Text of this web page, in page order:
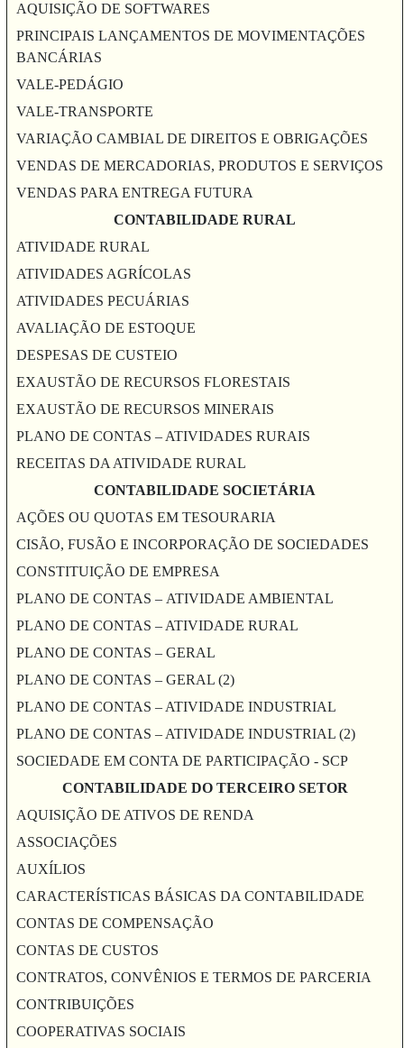
AQUISIÇÃO DE SOFTWARES
PRINCIPAIS LANÇAMENTOS DE MOVIMENTAÇÕES
BANCÁRIAS
VALE-PEDÁGIO
VALE-TRANSPORTE
VARIAÇÃO CAMBIAL DE DIREITOS E OBRIGAÇÕES
VENDAS DE MERCADORIAS, PRODUTOS E SERVIÇOS
VENDAS PARA ENTREGA FUTURA
CONTABILIDADE RURAL
ATIVIDADE RURAL
ATIVIDADES AGRÍCOLAS
ATIVIDADES PECUÁRIAS
AVALIAÇÃO DE ESTOQUE
DESPESAS DE CUSTEIO
EXAUSTÃO DE RECURSOS FLORESTAIS
EXAUSTÃO DE RECURSOS MINERAIS
PLANO DE CONTAS – ATIVIDADES RURAIS
RECEITAS DA ATIVIDADE RURAL
CONTABILIDADE SOCIETÁRIA
AÇÕES OU QUOTAS EM TESOURARIA
CISÃO, FUSÃO E INCORPORAÇÃO DE SOCIEDADES
CONSTITUIÇÃO DE EMPRESA
PLANO DE CONTAS – ATIVIDADE AMBIENTAL
PLANO DE CONTAS – ATIVIDADE RURAL
PLANO DE CONTAS – GERAL
PLANO DE CONTAS – GERAL (2)
PLANO DE CONTAS – ATIVIDADE INDUSTRIAL
PLANO DE CONTAS – ATIVIDADE INDUSTRIAL (2)
SOCIEDADE EM CONTA DE PARTICIPAÇÃO - SCP
CONTABILIDADE DO TERCEIRO SETOR
AQUISIÇÃO DE ATIVOS DE RENDA
ASSOCIAÇÕES
AUXÍLIOS
CARACTERÍSTICAS BÁSICAS DA CONTABILIDADE
CONTAS DE COMPENSAÇÃO
CONTAS DE CUSTOS
CONTRATOS, CONVÊNIOS E TERMOS DE PARCERIA
CONTRIBUIÇÕES
COOPERATIVAS SOCIAIS